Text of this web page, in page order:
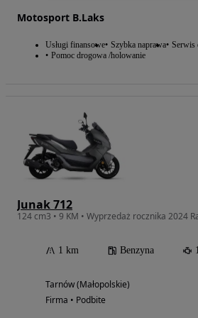
Motosport B.Laks
Usługi finansowe Szybka naprawa Serwis
Pomoc drogowa /holowanie
Junak 712
1 km Benzyna
Tarnów (Małopolskie)
Firma • Podbite